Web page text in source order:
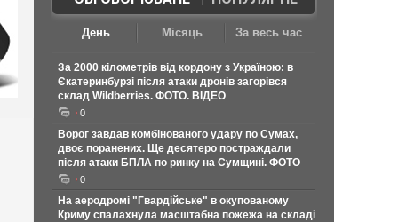
День Місяць За весь час
За 2000 кілометрів від кордону з Україною: в
Єкатеринбурзі після атаки дронів загорівся
склад Wildberries. ФОТО. ВІДЕО
0
Ворог завдав комбінованого удару по Сумах,
двоє поранених. Ще десятеро постраждали
після атаки БПЛА по ринку на Сумщині. ФОТО
0
На аеродромі "Гвардійське" в окупованому
Криму спалахнула масштабна пожежа на складі